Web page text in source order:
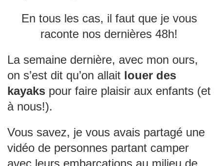
En tous les cas, il faut que je vous
raconte nos dernières 48h!
La semaine dernière, avec mon ours,
on s’est dit qu’on allait louer des
kayaks pour faire plaisir aux enfants (et
à nous!).
Vous savez, je vous avais partagé une
vidéo de personnes partant camper